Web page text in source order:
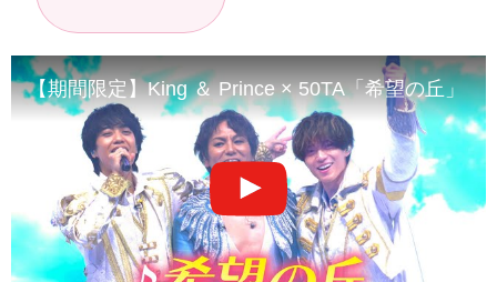
【期間限定】King ＆ Prince × 50TA「希望の丘」